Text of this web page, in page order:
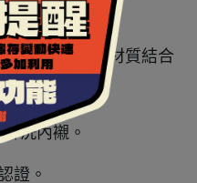
合物製成，此材質結合
洗內襯。
證。